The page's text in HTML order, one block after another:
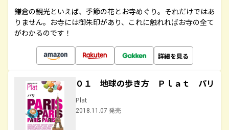
鎌倉の観光といえば、季節の花とお寺めぐり。それだけではあ
りません。お寺には御朱印があり、これに触れればお寺の全て
がわかるのです！
詳細を見る
０１ 地球の歩き方 Ｐｌａｔ パリ
Plat
2018.11.07 発売